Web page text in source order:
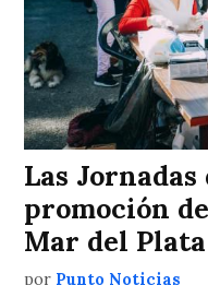
Las
promoción
Mar del Plata
por Punto Noticias